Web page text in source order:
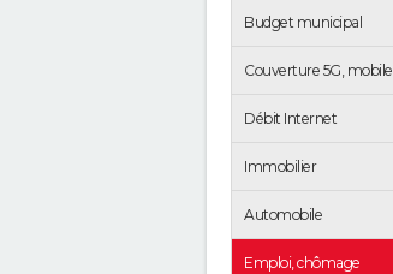
Budget municipal
Couverture 5G, mobile
Débit Internet
Immobilier
Automobile
Emploi, chômage